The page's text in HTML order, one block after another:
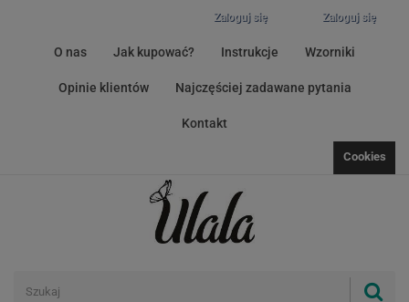
Zaloguj się
Zaloguj się
O nas Jak kupować? Instrukcje Wzorniki
Opinie klientów Najczęściej zadawane pytania
Kontakt
Cookies